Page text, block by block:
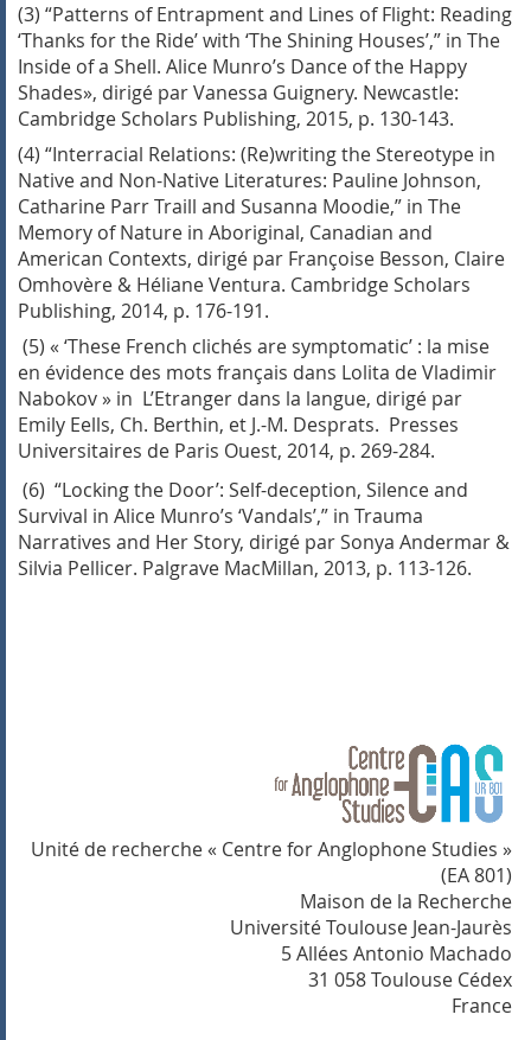
(3) “Patterns of Entrapment and Lines of Flight: Reading
‘Thanks for the Ride’with ‘The Shining Houses’,” in The
Inside of a Shell. Alice Munro’s Dance of the Happy
Shades», dirigé par Vanessa Guignery. Newcastle:
Cambridge Scholars Publishing, 2015, p. 130-143.
(4) “Interracial Relations: (Re)writing the Stereotype in
Native and Non-Native Literatures: Pauline Johnson,
Catharine Parr Traill and Susanna Moodie,” in The
Memory of Nature in Aboriginal, Canadian and
American Contexts, dirigé par Françoise Besson, Claire
Omhovère & Héliane Ventura. Cambridge Scholars
Publishing, 2014, p. 176-191.
(5) « ‘These French clichés are symptomatic’ : la mise
en évidence des mots français dans Lolita de Vladimir
Nabokov » in L’Etranger dans la langue, dirigé par
Emily Eells, Ch. Berthin, et J.-M. Desprats. Presses
Universitaires de Paris Ouest, 2014, p. 269-284.
(6) “Locking the Door’: Self-deception, Silence and
Survival in Alice Munro’s ‘Vandals’,” in Trauma
Narratives and Her Story, dirigé par Sonya Andermar &
Silvia Pellicer. Palgrave MacMillan, 2013, p. 113-126.
Unité de recherche « Centre for Anglophone Studies »
(EA 801)
Maison de la Recherche
Université Toulouse Jean-Jaurès
5 Allées Antonio Machado
31 058 Toulouse Cédex
France